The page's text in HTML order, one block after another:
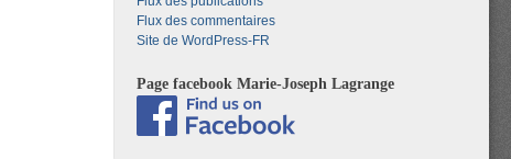
Flux des commentaires
Site de WordPress-FR
Page facebook Marie-Joseph Lagrange